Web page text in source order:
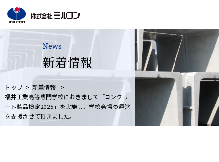
News
新着情報
トップ
新着情報
福井工業高等専門学校におきまして「コンクリ
ート製品検定2025」を実施し、学校会場の運営
を支援させて頂きました。